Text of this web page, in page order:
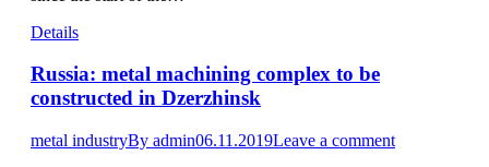
Details
Russia: metal machining complex to be
constructed in Dzerzhinsk
metal industryBy admin06.11.2019Leave a comment